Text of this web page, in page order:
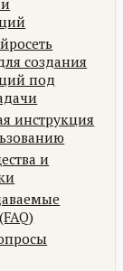
создания
под
инструкция
и